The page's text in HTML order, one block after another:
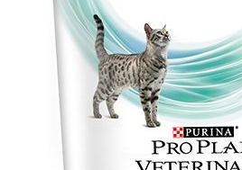
Prijavi se